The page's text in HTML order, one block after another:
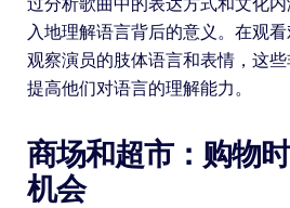
入地理解语言背后的意义。在观
观察演员的肢体语言和表情，这
提高他们对语言的理解能力。
商场和超市：购物
机会